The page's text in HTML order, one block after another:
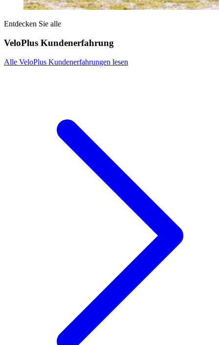
Entdecken Sie alle
VeloPlus Kundenerfahrung
Alle VeloPlus Kundenerfahrungen lesen